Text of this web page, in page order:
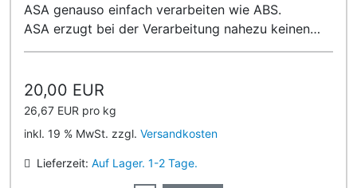
ASA genauso einfach verarbeiten wie ABS.
ASA erzugt bei der Verarbeitung nahezu keinen
Geruch!
20,00 EUR
26,67 EUR pro kg
inkl. 19 % MwSt. zzgl. Versandkosten
Lieferzeit: Auf Lager. 1-2 Tage.